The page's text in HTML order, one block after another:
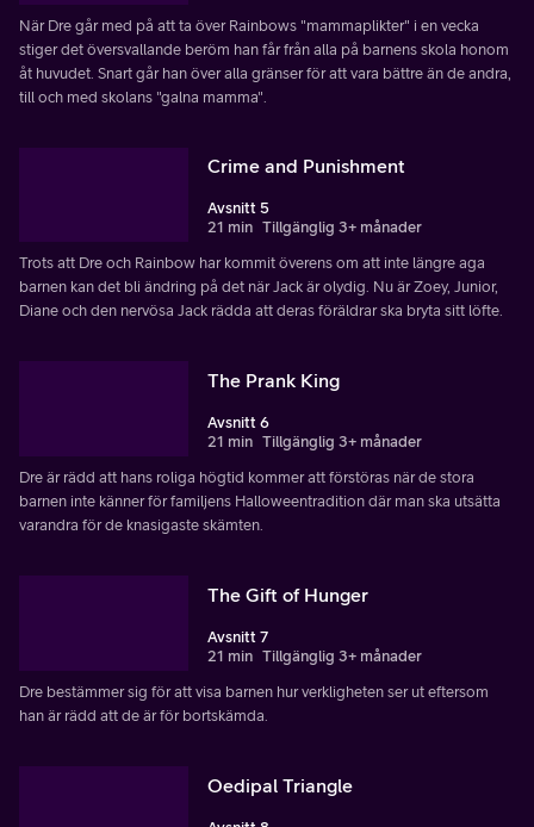
När Dre går med på att ta över Rainbows "mammaplikter" i en vecka
stiger det översvallande beröm han får från alla på barnens skola honom
åt huvudet. Snart går han över alla gränser för att vara bättre än de andra,
till och med skolans "galna mamma".
Crime and Punishment
Avsnitt 5
21 min Tillgänglig 3+ månader
Trots att Dre och Rainbow har kommit överens om att inte längre aga
barnen kan det bli ändring på det när Jack är olydig. Nu är Zoey, Junior,
Diane och den nervösa Jack rädda att deras föräldrar ska bryta sitt löfte.
The Prank King
Avsnitt 6
21 min Tillgänglig 3+ månader
Dre är rädd att hans roliga högtid kommer att förstöras när de stora
barnen inte känner för familjens Halloweentradition där man ska utsätta
varandra för de knasigaste skämten.
The Gift of Hunger
Avsnitt 7
21 min Tillgänglig 3+ månader
Dre bestämmer sig för att visa barnen hur verkligheten ser ut eftersom
han är rädd att de är för bortskämda.
Oedipal Triangle